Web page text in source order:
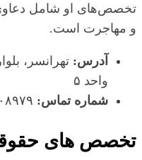
تخصص‌های او شامل دعاوی
و مهاجرت است.
آدرس:
واحد ۵
شماره تماس:
تخصص‌ های